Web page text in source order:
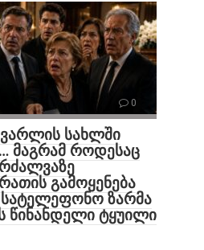
0
სახლში
მაგრამ როდესაც
გამოყენება
ზარმა
წინანდელი ტყუილი